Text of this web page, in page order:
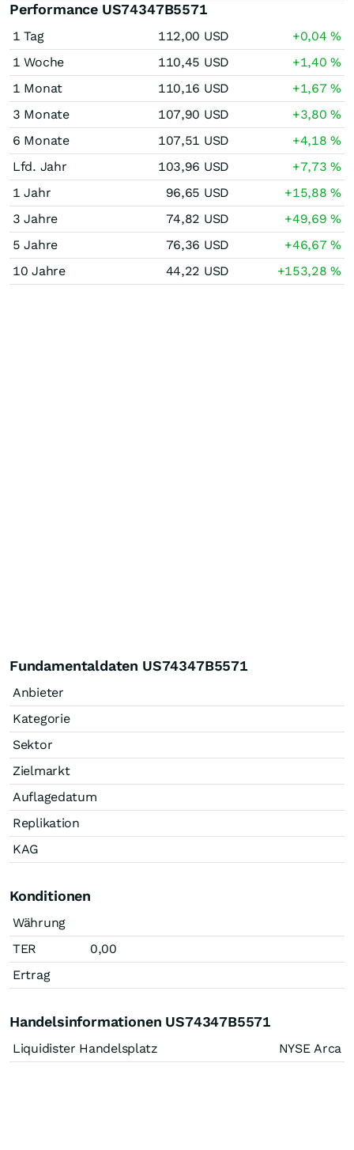
Performance US74347B5571
1 Tag 112,00 USD +0,04%
1 Woche
110,45 USD +1,40%
1 Monat
110,16 USD +1,67%
3 Monate
107,90 USD +3,80%
6 Monate
107,51 USD +4,18%
Lfd. Jahr
103,96 USD +7,73%
1 Jahr
96,65 USD +15,88%
3 Jahre
74,82 USD +49,69%
5 Jahre
76,36 USD +46,67%
10 Jahre
44,22 USD +153,28%
Fundamentaldaten US74347B5571
Anbieter
Kategorie
Sektor
Zielmarkt
Auflagedatum
Replikation
KAG
Konditionen
Währung
TER
0,00
Ertrag
Handelsinformationen US74347B5571
Liquidister Handelsplatz NYSE Arca